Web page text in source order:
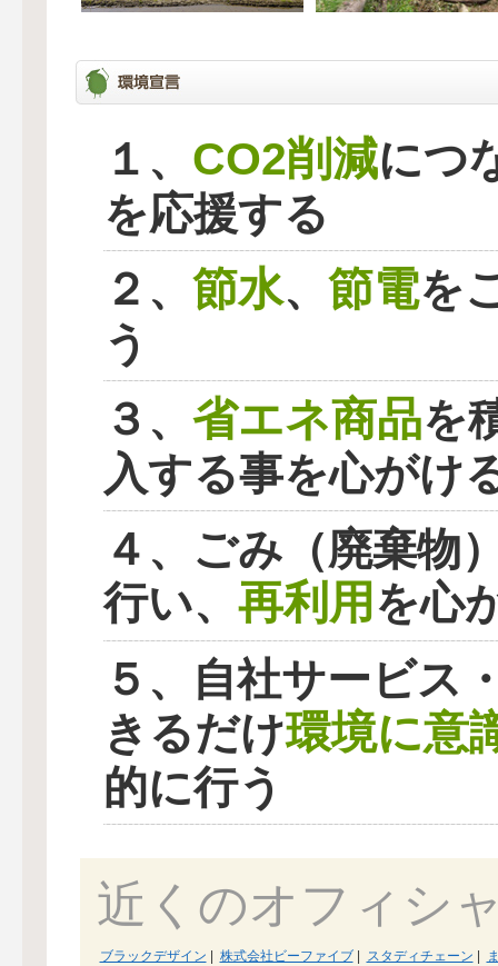
１、 CO2削減につ
を応援する
２、 節水、 節電を
う
３、 省エネ商品を
入する事を心がけ
４、ごみ（廃棄物
行い、 再利用 を心
５、自社サービス
きるだけ環境に意
的に行う
近くのオフィシ
ブラックデザイン | 株式会社ビーファイブ| スタディチェーン |